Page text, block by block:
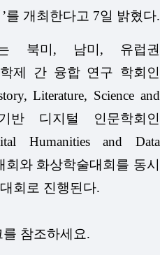
를 개최한다고 7일 밝혔다.
는 북미, 남미, 유럽권
제 간 융합 연구 학회인
Literature, Science and
반 디지털 인문학회인
Humanities and Data
회와 화상학술대회를 동시
회로 진행된다.
참조하세요.